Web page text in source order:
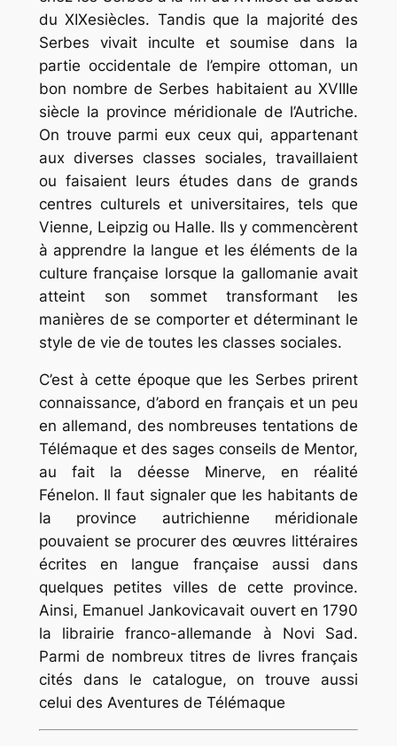
du XIXesiècles. Tandis que la majorité des
Serbes vivait inculte et soumise dans la
partie occidentale de l’empire ottoman, un
bon nombre de Serbes habitaient au XVIIIe
siècle la province méridionale de l’Autriche.
On trouve parmi eux ceux qui, appartenant
aux diverses classes sociales, travaillaient
ou faisaient leurs études dans de grands
centres culturels et universitaires, tels que
Vienne, Leipzig ou Halle. Ils y commencèrent
à apprendre la langue et les éléments de la
culture française lorsque la gallomanie avait
atteint son sommet transformant les
manières de se comporter et déterminant le
style de vie de toutes les classes sociales.
C’est à cette époque que les Serbes prirent
connaissance, d’abord en français et un peu
en allemand, des nombreuses tentations de
Télémaque et des sages conseils de Mentor,
au fait la déesse Minerve, en réalité
Fénelon. Il faut signaler que les habitants de
la province autrichienne méridionale
pouvaient se procurer des œuvres littéraires
écrites en langue française aussi dans
quelques petites villes de cette province.
Ainsi, Emanuel Jankovicavait ouvert en 1790
la librairie franco-allemande à Novi Sad.
Parmi de nombreux titres de livres français
cités dans le catalogue, on trouve aussi
celui des Aventures de Télémaque